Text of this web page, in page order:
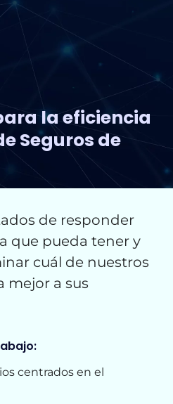
la eficiencia
Seguros de
de responder
que pueda tener y
cuál de nuestros
mejor a sus
centrados en el